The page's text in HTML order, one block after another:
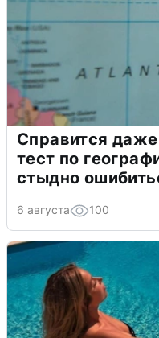
Справится
тест по
стыдно
6 августа 100